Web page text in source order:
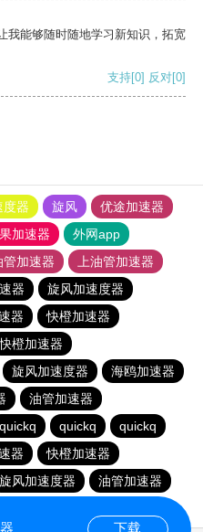
我能够随时随地学习新知识，拓宽
支持[0] 反对[0]
度器 旋风
优途加速器
加速器
外网app
管加速器
上油管加速器
器
旋风加速度器
器
快橙加速器
快橙加速器
旋风加速度器
海鸥加速器
油管加速器
quickq quickq
quickq
器
快橙加速器
旋风加速度器
油管加速器
下载